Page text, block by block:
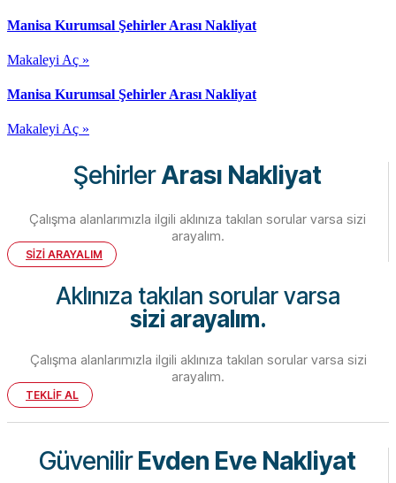
Manisa Kurumsal Şehirler Arası Nakliyat
Makaleyi Aç »
Manisa Kurumsal Şehirler Arası Nakliyat
Makaleyi Aç »
ŞehirlerArası Nakliyat
Çalışma alanlarımızla ilgili aklınıza takılan sorular varsa sizi
arayalım.
SİZİ ARAYALIM
Aklınıza takılan sorular varsa
sizi arayalım.
Çalışma alanlarımızla ilgili aklınıza takılan sorular varsa sizi
arayalım.
TEKLİF AL
GüvenilirEvden Eve Nakliyat